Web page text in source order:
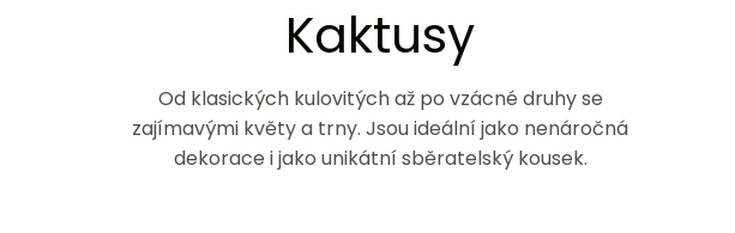
Kaktusy
Od klasických kulovitých až po vzácné druhy se
zajímavými květy a trny. Jsou ideální jako nenáročná
dekorace i jako unikátní sběratelský kousek.